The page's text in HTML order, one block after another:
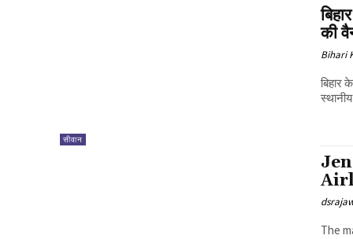
सीवान
की
Bihari
बिहार
The